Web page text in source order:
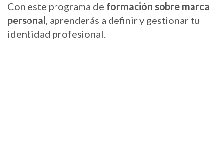
Con este programa de formación sobre marca
personal, aprenderás a definir y gestionar tu
identidad profesional.